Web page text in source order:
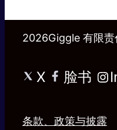
2026Giggle 有限
X 脸书
条款、政策与披露